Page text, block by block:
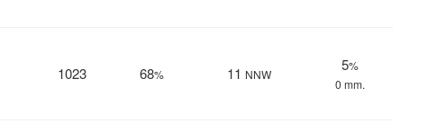
1023 68% 11 NNW
5%
0 mm.